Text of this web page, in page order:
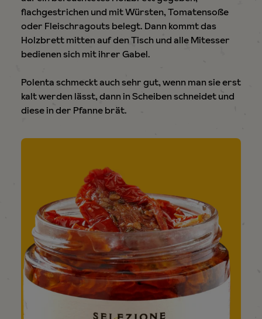
flachgestrichen und mit Würsten, Tomatensoße
oder Fleischragouts belegt. Dann kommt das
Holzbrett mitten auf den Tisch und alle Mitesser
bedienen sich mit ihrer Gabel.
Polenta schmeckt auch sehr gut, wenn man sie erst
kalt werden lässt, dann in Scheiben schneidet und
diese in der Pfanne brät.